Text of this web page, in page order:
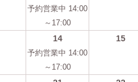
予約営業中 14:00
～17:00
14
予約営業中 14:00
～17:00
15